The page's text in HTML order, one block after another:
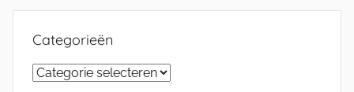
Categorieën
Categorieën